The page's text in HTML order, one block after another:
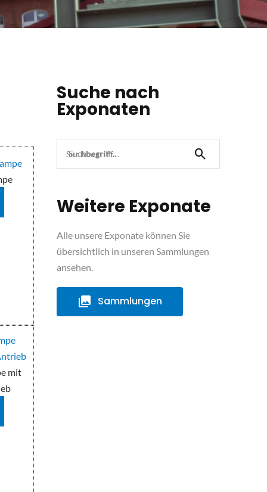
mit
Suche nach
Exponaten
Suchbegriff...
Weitere Exponate
Alle unsere Exponate können Sie
übersichtlich in unseren Sammlungen
ansehen.
Sammlungen